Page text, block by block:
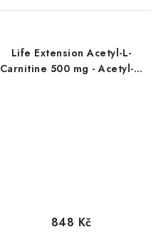
Life Extension Acetyl-L-
Carnitine 500 mg - Acetyl-L-
848 Kč